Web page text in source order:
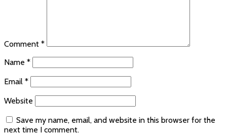
Comment *
Name *
Email *
Website
Save my name, email, and website in this browser for the
next time I comment.